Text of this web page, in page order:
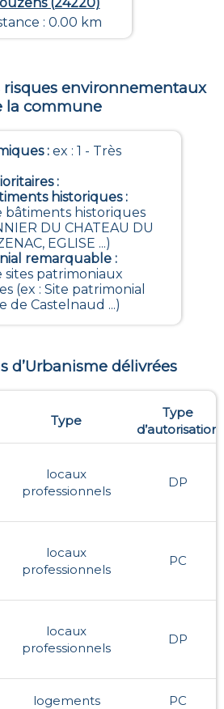
(24220)
: 0.00 km
risques environnementaux
la commune
: ex : 1 - Très
:
historiques:
bâtiments historiques
DU CHATEAU DU
EGLISE ...)
remarquable:
sites patrimoniaux
(ex : Site patrimonial
de Castelnaud ...)
d’Urbanisme délivrées
Type
Type
d’autorisation
locaux
professionnels
DP
locaux
professionnels
PC
locaux
professionnels
DP
logements PC